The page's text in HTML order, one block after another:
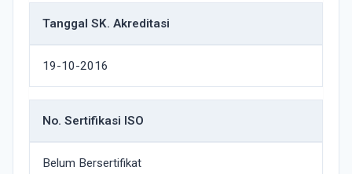
Tanggal SK. Akreditasi
19-10-2016
No. Sertifikasi ISO
Belum Bersertifikat